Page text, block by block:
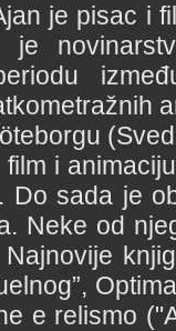
je pisac i
je
i
Do sada je
Neke od
Najnovije
e relismo